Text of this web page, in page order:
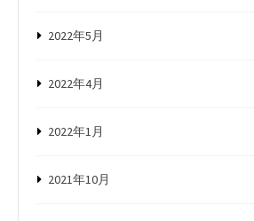
2022年5月
2022年4月
2022年1月
2021年10月